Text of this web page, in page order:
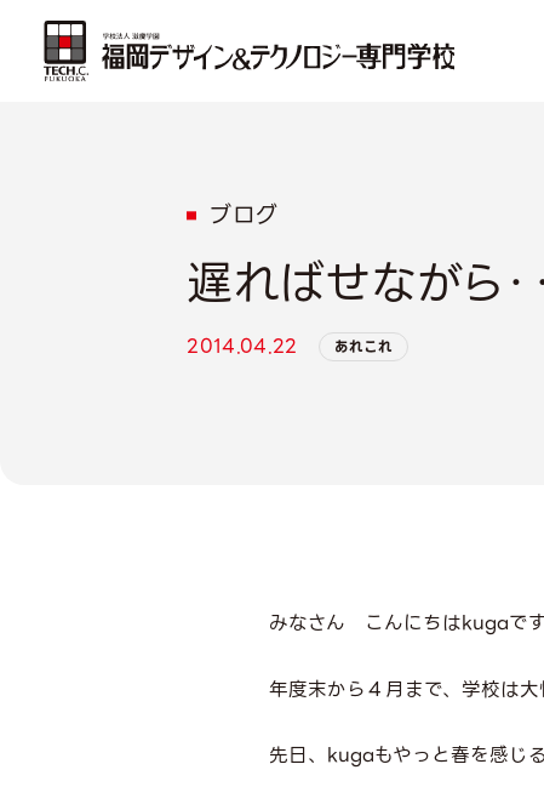
ブログ
遅ればせながら・
2014.04.22 あれこれ
みなさん こんにちはkugaです
年度末から４月まで、学校は大
先日、kugaもやっと春を感じ